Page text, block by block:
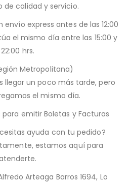
de calidad y servicio.
envío express antes de las 12:00
el mismo día entre las 15:00 y
22:00 hrs.
Metropolitana)
llegar un poco más tarde, pero
el mismo día.
emitir Boletas y Facturas
ayuda con tu pedido?
estamos aquí para
Arteaga Barros 1694, Lo